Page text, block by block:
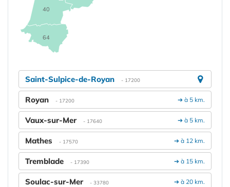
40
64
Saint-Sulpice-de-Royan - 17200
➔ à 5 km.
Royan - 17200
➔ à 5 km.
Vaux-sur-Mer - 17640
➔ à 12 km.
Mathes - 17570
➔ à 15 km.
Tremblade - 17390
➔ à 20 km.
Soulac-sur-Mer - 33780